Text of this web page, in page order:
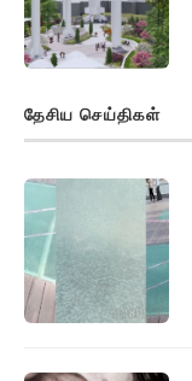
தேசிய செய்திகள்